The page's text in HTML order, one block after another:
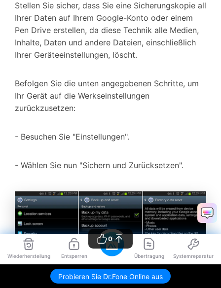
Wiederherstellung Entsperren Übertragung Systemreparatur
Probieren Sie Dr.Fone Online aus
Stellen Sie sicher, dass Sie eine Sicherungskopie all
Ihrer Daten auf Ihrem Google-Konto oder einem
Pen Drive erstellen, da diese Technik alle Medien,
Inhalte, Daten und andere Dateien, einschließlich
Ihrer Geräteeinstellungen, löscht.
Befolgen Sie die unten angegebenen Schritte, um
Ihr Gerät auf die Werkseinstellungen
zurückzusetzen:
- Besuchen Sie "Einstellungen".
- Wählen Sie nun "Sichern und Zurücksetzen".
0